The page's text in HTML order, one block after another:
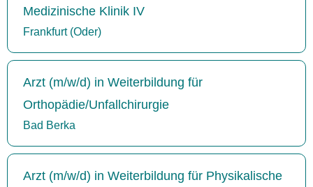
Medizinische Klinik IV
Frankfurt (Oder)
Arzt (m/w/d) in Weiterbildung für
Orthopädie/Unfallchirurgie
Bad Berka
Arzt (m/w/d) in Weiterbildung für Physikalische